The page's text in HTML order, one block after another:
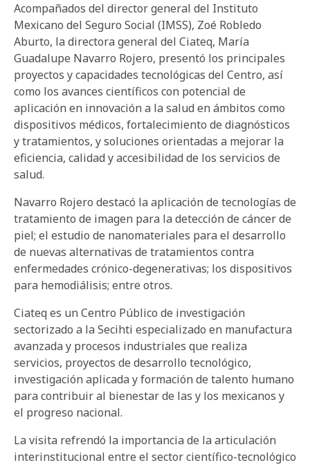
Acompañados del director general del Instituto
Mexicano del Seguro Social (IMSS), Zoé Robledo
Aburto, la directora general del Ciateq, María
Guadalupe Navarro Rojero, presentó los principales
proyectos y capacidades tecnológicas del Centro, así
como los avances científicos con potencial de
aplicación en innovación a la salud en ámbitos como
dispositivos médicos, fortalecimiento de diagnósticos
y tratamientos, y soluciones orientadas a mejorar la
eficiencia, calidad y accesibilidad de los servicios de
salud.
Navarro Rojero destacó la aplicación de tecnologías de
tratamiento de imagen para la detección de cáncer de
piel; el estudio de nanomateriales para el desarrollo
de nuevas alternativas de tratamientos contra
enfermedades crónico-degenerativas; los dispositivos
para hemodiálisis; entre otros.
Ciateq es un Centro Público de investigación
sectorizado a la Secihti especializado en manufactura
avanzada y procesos industriales que realiza
servicios, proyectos de desarrollo tecnológico,
investigación aplicada y formación de talento humano
para contribuir al bienestar de las y los mexicanos y
el progreso nacional.
La visita refrendó la importancia de la articulación
interinstitucional entre el sector científico-tecnológico